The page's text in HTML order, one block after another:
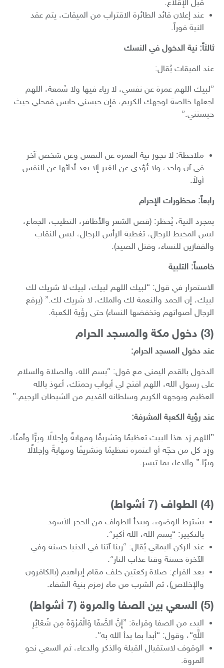
قبل الإقلاع.
​عند إعلان قائد الطائرة الاقتراب من الميقات، يتم عقد
النية فوراً.
ثالثاً: نية الدخول في النسك
عند الميقات يُقال:
​”لبيك اللهم عمرة عن نفسي، لا رياء فيها ولا سُمعة، اللهم
اجعلها خالصة لوجهك الكريم، فإن حبسني حابس فمحلي حيث
حبستني.”
​ملاحظة: لا تجوز نية العمرة عن النفس وعن شخص آخر
في آن واحد، ولا تُؤدى عن الغير إلا بعد أدائها عن النفس
أولاً.
رابعاً: محظورات الإحرام
بمجرد النية، يُحظر: (قص الشعر والأظافر، التطيب، الجماع،
لبس المخيط للرجال، تغطية الرأس للرجال، لبس النقاب
والقفازين للنساء، وقتل الصيد).
خامساً: التلبية
الاستمرار في قول: “لبيك اللهم لبيك، لبيك لا شريك لك
لبيك، إن الحمد والنعمة لك والملك، لا شريك لك.” (يرفع
الرجال أصواتهم وتخفضها النساء) حتى رؤية الكعبة.
​(3) دخول مكة والمسجد الحرام
عند دخول المسجد الحرام:
الدخول بالقدم اليمنى مع قول: “بسم الله، والصلاة والسلام
على رسول الله، اللهم افتح لي أبواب رحمتك، أعوذ بالله
العظيم وبوجهه الكريم وسلطانه القديم من الشيطان الرجيم.”
عند رؤية الكعبة المشرفة:
​”اللهم زِد هذا البيت تعظيمًا وتشريفًا ومهابةً وإجلالًا وبِرًّا وأمنًا،
وزِد كل من حجّه أو اعتمره تعظيمًا وتشريفًا ومهابةً وإجلالًا
وبرًا.” والدعاء بما تيسر.
​(4) الطواف (7 أشواط)
​يشترط الوضوء، ويبدأ الطواف من الحجر الأسود
بالتكبير: “بسم الله، الله أكبر”.
​عند الركن اليماني يُقال: “ربنا آتنا في الدنيا حسنة وفي
الآخرة حسنة وقنا عذاب النار”.
​بعد الفراغ: صلاة ركعتين خلف مقام إبراهيم (بالكافرون
والإخلاص)، ثم الشرب من ماء زمزم بنية الشفاء.
​(5) السعي بين الصفا والمروة (7 أشواط)
​البدء من الصفا وقراءة: {إِنَّ الصَّفَا وَالْمَرْوَةَ مِن شَعَائِرِ
اللَّهِ}، وقول: “أبدأ بما بدأ الله به”.
​الوقوف لاستقبال القبلة والذكر والدعاء، ثم السعي نحو
المروة.